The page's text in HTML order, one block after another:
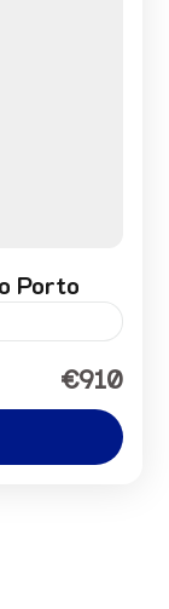
Porto
€910